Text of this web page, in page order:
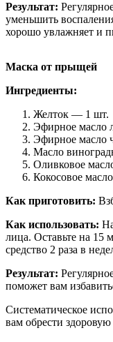
Результат:
уменьшить
хорошо увлажняет и
Маска от прыщей
Ингредиенты:
Желток — 1 шт.
Эфирное масло
Эфирное масло
Масло
Оливковое
Кокосовое
Как приготовить:
Как использовать:
лица. Оставьте на 15
средство 2 раза в
Результат:
поможет вам
Систематическое
вам обрести